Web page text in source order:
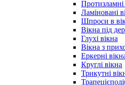
Протизламні
Ламіновані
Шпроси в
Вікна під
Глухі вікна
Вікна з
Еркерні
Круглі вікна
Трикутні